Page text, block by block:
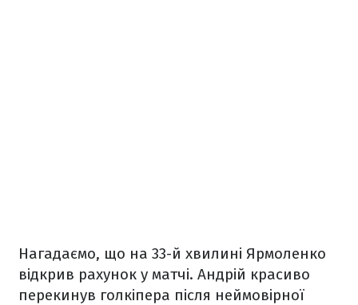
Нагадаємо, що на 33-й хвилині Ярмоленко
відкрив рахунок у матчі. Андрій красиво
перекинув голкіпера після неймовірної